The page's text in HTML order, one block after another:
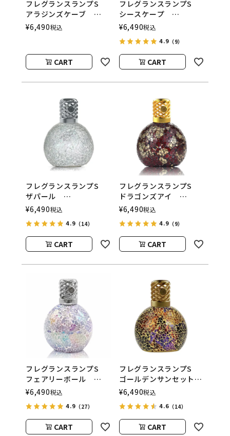
フレグランスランプS
アラジンズケーブ
ASHLEIGH&BURWOOD
（アシュレイアンドバー
¥6,490税込
CART
フレグランスランプS
シースケープ
ASHLEIGH&BURWOOD
（アシュレイアンドバー
ウッド）
¥6,490税込
4.9（9）
CART
フレグランスランプS
ザパール
ASHLEIGH&BURWOOD
（アシュレイアンドバー
ウッド）
¥6,490税込
4.9 （14）
CART
フレグランスランプS
ドラゴンズアイ
ASHLEIGH&BURWOOD
（アシュレイアンドバー
ウッド）
¥6,490税込
4.9（9）
CART
フレグランスランプS
フェアリーボール
ASHLEIGH&BURWOOD
（アシュレイアンドバー
ウッド）
¥6,490税込
4.9 （27）
CART
フレグランスランプS
ゴールデンサンセット
ASHLEIGH&BURWOOD
（アシュレイアンドバー
ウッド）
¥6,490税込
4.6（14）
CART